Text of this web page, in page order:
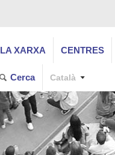
LA XARXA CENTRES
Cerca Català